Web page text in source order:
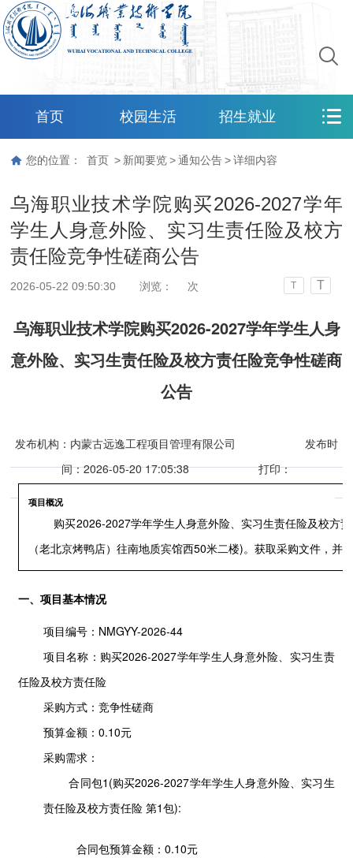
首页 校园生活 招生就业
您的位置： 首页 > 新闻要览 > 通知公告 > 详细内容
乌海职业技术学院购买2026-2027学年
学生人身意外险、实习生责任险及校方
责任险竞争性磋商公告
2026-05-22 09:50:30 浏览： 次 T T
乌海职业技术学院购买2026-2027学年学生人身
意外险、实习生责任险及校方责任险竞争性磋商
公告
发布机构：内蒙古远逸工程项目管理有限公司
发布时
间：2026-05-20 17:05:38
打印：
项目概况
购买2026-2027学年学生人身意外险、实习生责任险及校方
（老北京烤鸭店）往南地质宾馆西50米二楼)。获取采购文件，并
一、项目基本情况
项目编号：NMGYY-2026-44
项目名称：购买2026-2027学年学生人身意外险、实习生责
任险及校方责任险
采购方式：竞争性磋商
预算金额：0.10元
采购需求：
合同包1(购买2026-2027学年学生人身意外险、实习生
责任险及校方责任险 第1包):
合同包预算金额：0.10元